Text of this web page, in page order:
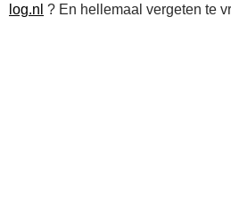
log.nl ? En hellemaal vergeten te